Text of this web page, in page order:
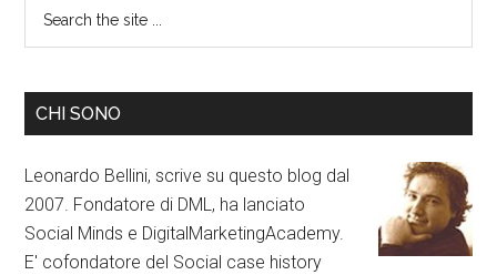
CHI SONO
Leonardo Bellini, scrive su questo blog dal
2007. Fondatore di DML, ha lanciato
Social Minds e DigitalMarketingAcademy.
E' cofondatore del Social case history